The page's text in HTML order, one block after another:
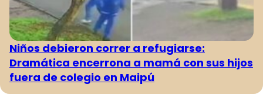
Niños debieron correr a refugiarse:
Dramática encerrona a mamá con sus hijos
fuera de colegio en Maipú